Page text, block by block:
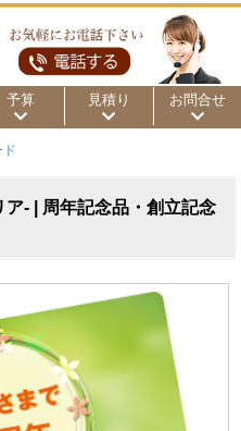
予算
～500円 ～1,000円
～20,000円 ～30,000円
50,001円～
見積り お問合せ
ド
- | 周年記念品・創立記念